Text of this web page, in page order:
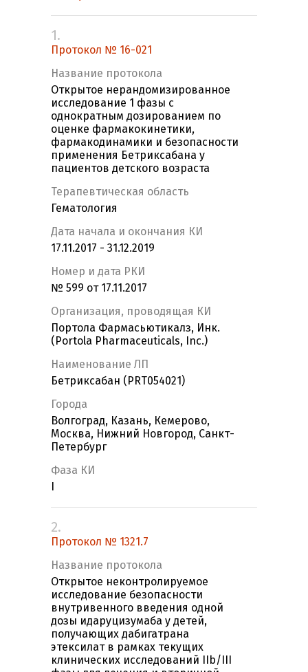
1.
Протокол № 16-021
Название протокола
Открытое нерандомизированное
исследование 1 фазы с
однократным дозированием по
оценке фармакокинетики,
фармакодинамики и безопасности
применения Бетриксабана у
пациентов детского возраста
Терапевтическая область
Гематология
Дата начала и окончания КИ
17.11.2017 - 31.12.2019
Номер и дата РКИ
№ 599 от 17.11.2017
Организация, проводящая КИ
Портола Фармасьютикалз, Инк.
(Portola Pharmaceuticals, Inc.)
Наименование ЛП
Бетриксабан (PRT054021)
Города
Волгоград, Казань, Кемерово,
Москва, Нижний Новгород, Санкт-
Петербург
Фаза КИ
2.
Протокол № 1321.7
Название протокола
Открытое неконтролируемое
исследование безопасности
внутривенного введения одной
дозы идаруцизумаба у детей,
получающих дабигатрана
этексилат в рамках текущих
клинических исследований IIb/III